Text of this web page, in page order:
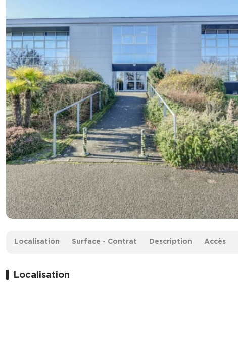
Localisation Surface - Contrat Description Accès
Localisation